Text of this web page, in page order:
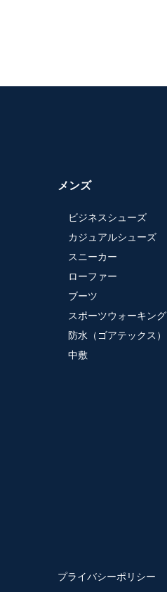
メンズ
ビジネスシューズ
カジュアルシューズ
スニーカー
ローファー
ブーツ
スポーツウォーキング
防水（ゴアテックス）
中敷
プライバシーポリシー